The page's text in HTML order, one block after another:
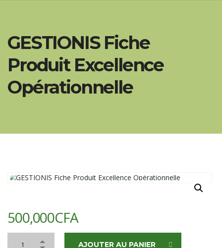
GESTIONIS Fiche
Produit Excellence
Opérationnelle
500,000CFA
AJOUTER AU PANIER